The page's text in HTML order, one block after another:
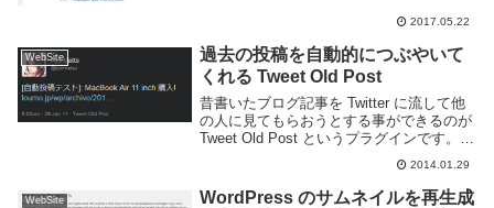
2017.05.22
WebSite
過去の投稿を自動的につぶやいて
くれる Tweet Old Post
昔書いたブログ記事を Twitter に流して他
の人に見てもらおうとする事ができるのが
Tweet Old Post というプラグインです。
Twitter 経由のアクセス、バカに出来ないで
すからね。インストール管理画面のプラグ
イン -> 新...
2014.01.29
WebSite
WordPress のサムネイルを再生成